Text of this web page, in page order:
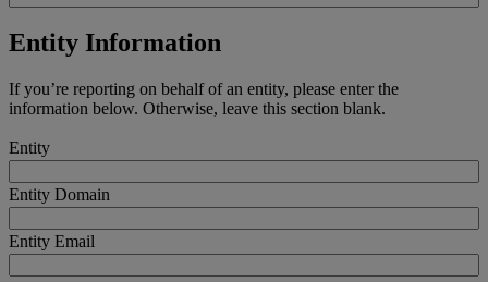
Entity Information
If you’re reporting on behalf of an entity, please enter the
information below. Otherwise, leave this section blank.
Entity
Entity Domain
Entity Email